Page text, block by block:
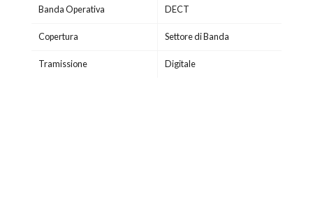
Banda Operativa DECT
Copertura Settore di Banda
Tramissione Digitale